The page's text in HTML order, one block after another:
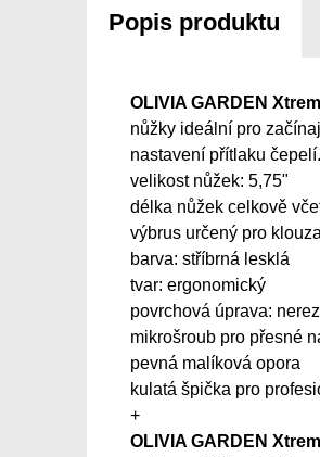
Popis produktu
OLIVIA GARDEN
nůžky ideální pro
nastavení přítlaku čepelí.
velikost nůžek: 5,75"
délka nůžek celkově
výbrus určený pro
barva: stříbrná lesklá
tvar: ergonomický
povrchová úprava:
mikrošroub pro přesné
pevná malíková opora
kulatá špička pro
+
OLIVIA GARDEN